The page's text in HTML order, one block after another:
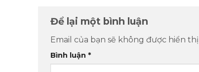
Để lại một bình luận
Email của bạn sẽ không được hiển
Bình luận *